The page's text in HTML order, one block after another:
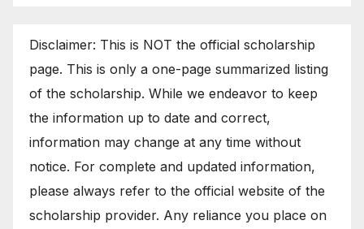
Disclaimer: This is NOT the official scholarship
page. This is only a one-page summarized listing
of the scholarship. While we endeavor to keep
the information up to date and correct,
information may change at any time without
notice. For complete and updated information,
please always refer to the official website of the
scholarship provider. Any reliance you place on